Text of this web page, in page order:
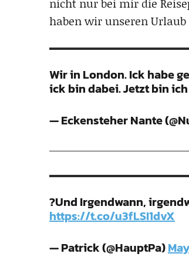
haben wir unseren
Wir in London. Ick habe
ick bin dabei. Jetzt bin
— Eckensteher Nante
?Und Irgendwann,
https://t.co/u3fLSI1dvX
— Patrick (@HauptPa)